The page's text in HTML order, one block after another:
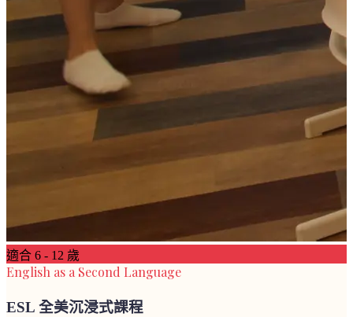
適合 6 - 12 歲
English as a Second Language
ESL 全美沉浸式課程